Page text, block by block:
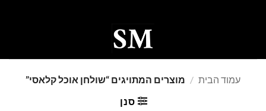
עמוד הבית / מוצרים המתויגים “שולחן אוכל קלאסי”
סנן